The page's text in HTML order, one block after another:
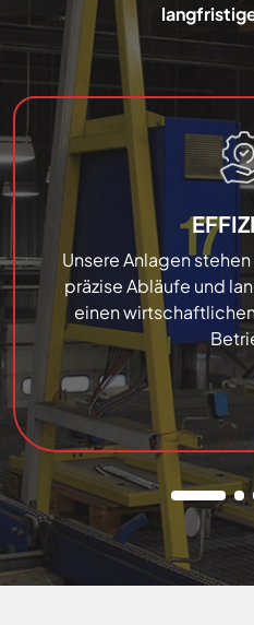
Unsere Anlagen
präzise Abläufe und
einen